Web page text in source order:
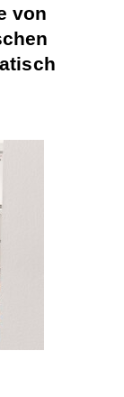
von